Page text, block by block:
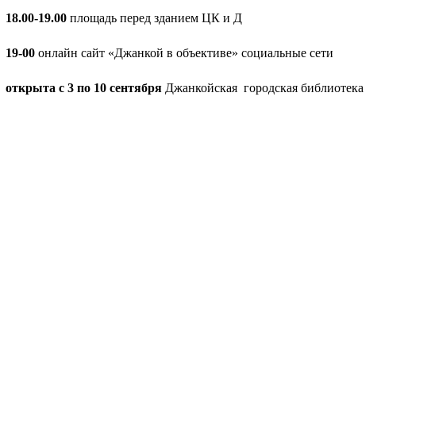
18.00-19.00 площадь перед зданием ЦК и Д
19-00 онлайн сайт «Джанкой в объективе» социальные сети
открыта с 3 по 10 сентября Джанкойская городская библиотека